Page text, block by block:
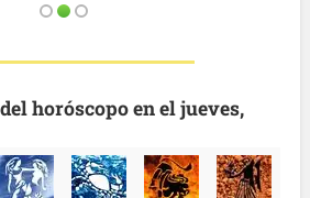
horóscopo en el jueves,